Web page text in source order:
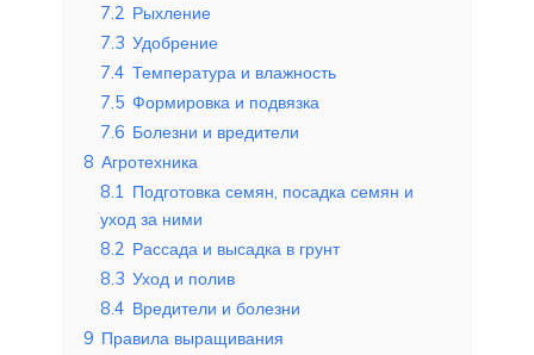
7.2 Рыхление
7.3 Удобрение
7.4 Температура и влажность
7.5 Формировка и подвязка
7.6 Болезни и вредители
8 Агротехника
8.1 Подготовка семян, посадка семян и
уход за ними
8.2 Рассада и высадка в грунт
8.3 Уход и полив
8.4 Вредители и болезни
9 Правила выращивания